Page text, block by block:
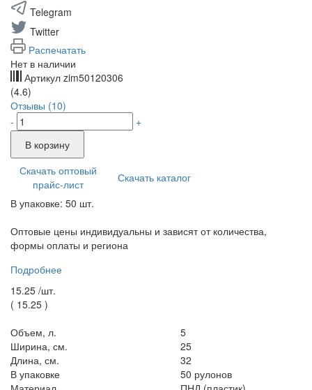
Telegram
Twitter
Распечатать
Нет в наличии
Артикул zim50120306
(4.6)
Отзывы (10)
-
+
В корзину
Скачать оптовый
прайс-лист
Скачать каталог
В упаковке: 50 шт.
Оптовые цены индивидуальны и зависят от количества,
формы оплаты и региона
Подробнее
15.25 /шт.
( 15.25 )
Объем, л.
5
Ширина, см.
25
Длина, см.
32
В упаковке
50 рулонов